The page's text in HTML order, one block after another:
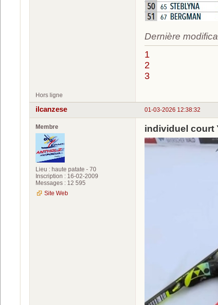
Dernière
1
2
3
Hors ligne
01-03-2026 12:38:32
ilcanzese
Membre
Lieu : haute patate - 70
Inscription : 16-02-2009
Messages : 12 595
Site Web
individuel court